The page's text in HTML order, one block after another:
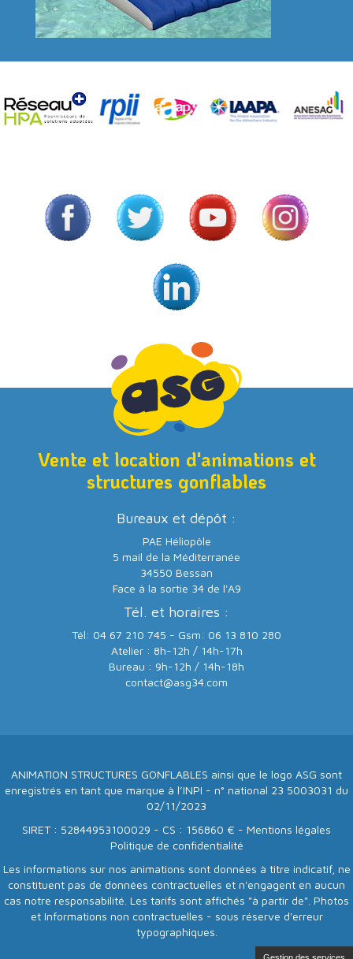
Vente et location d'animations et
structures gonflables
Bureaux et dépôt :
PAE Héliopôle
5 mail de la Méditerranée
34550 Bessan
Face à la sortie 34 de l'A9
Tél. et horaires :
Tél: 04 67 210 745 - Gsm: 06 13 810 280
Atelier : 8h-12h / 14h-17h
Bureau : 9h-12h / 14h-18h
contact@asg34.com
ANIMATION STRUCTURES GONFLABLES ainsi que le logo ASG sont
enregistrés en tant que marque à l’INPI - n° national 23 5003031 du
02/11/2023
SIRET : 52844953100029 - CS : 156860 € - Mentions légales
Politique de confidentialité
Les informations sur nos animations sont données à titre indicatif, ne
constituent pas de données contractuelles et n'engagent en aucun
cas notre responsabilité. Les tarifs sont affichés "à partir de". Photos
et Informations non contractuelles - sous réserve d'erreur
typographiques.